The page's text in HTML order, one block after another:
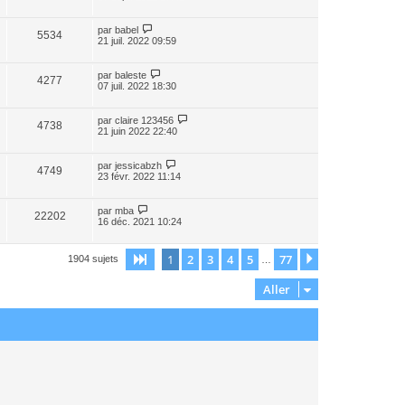
5534 par babel
21 juil. 2022 09:59
4277 par baleste
07 juil. 2022 18:30
4738 par claire 123456
21 juin 2022 22:40
4749 par jessicabzh
23 févr. 2022 11:14
22202 par mba
16 déc. 2021 10:24
1904 sujets Page sur77
1 2 3 4 5 77
Aller